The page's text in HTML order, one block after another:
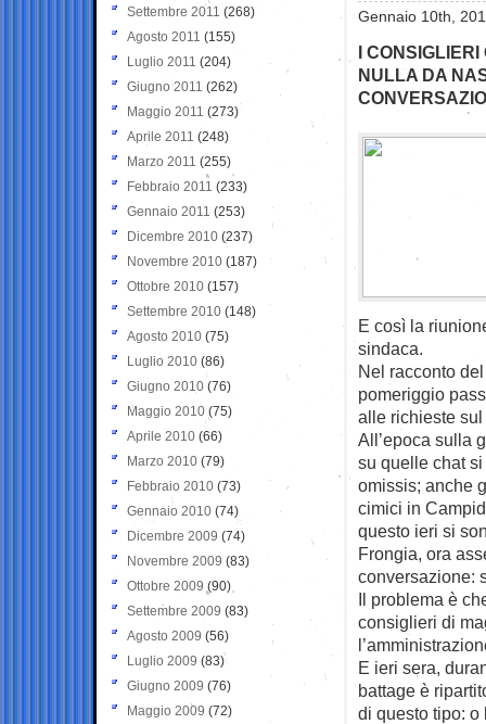
Gennaio 10th,
I
NULLA DA
E così la
sindaca.
Nel racconto
pomeriggio
alle richieste
All’epoca sulla
su quelle chat
omissis; anche
cimici in
questo ieri si
Frongia, ora
conversazione:
Il problema è
consiglieri di
E ieri sera,
battage è
di questo tipo:
Settembre 2011 (268)
Agosto 2011 (155)
Luglio 2011 (204)
Giugno 2011 (262)
Maggio 2011 (273)
Aprile 2011 (248)
Marzo 2011 (255)
Febbraio 2011 (233)
Gennaio 2011 (253)
Dicembre 2010 (237)
Novembre 2010 (187)
Ottobre 2010 (157)
Settembre 2010 (148)
Agosto 2010 (75)
Luglio 2010 (86)
Giugno 2010 (76)
Maggio 2010 (75)
Aprile 2010 (66)
Marzo 2010 (79)
Febbraio 2010 (73)
Gennaio 2010 (74)
Dicembre 2009 (74)
Novembre 2009 (83)
Ottobre 2009 (90)
Settembre 2009 (83)
Agosto 2009 (56)
Luglio 2009 (83)
Giugno 2009 (76)
Maggio 2009 (72)